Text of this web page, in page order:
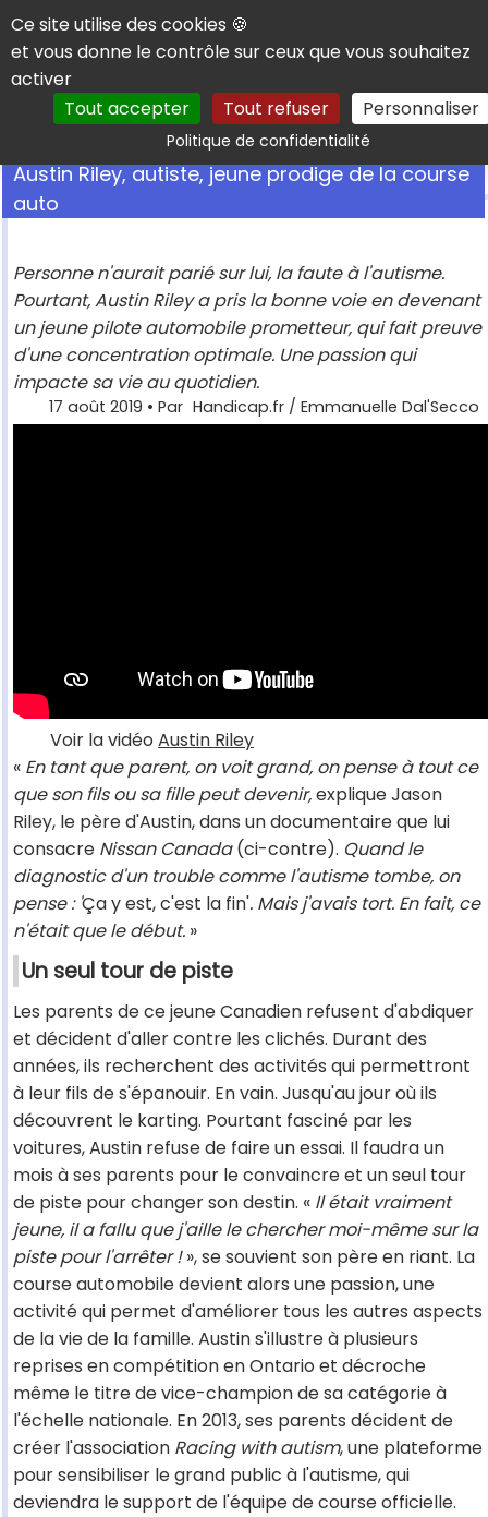
Panneau de gestion des cookies
Ce site utilise des cookies 🍪
et vous donne le contrôle sur ceux que vous souhaitez
activer
Tout accepter
Tout refuser Personnaliser
Politique de confidentialitéRechercher
Austin Riley, autiste, jeune prodige de la course
auto
Personne n'aurait parié sur lui, la faute à l'autisme.
Pourtant, Austin Riley a pris la bonne voie en devenant
un jeune pilote automobile prometteur, qui fait preuve
d'une concentration optimale. Une passion qui
impacte sa vie au quotidien.
17 août 2019 • Par Handicap.fr / Emmanuelle Dal'Secco
Voir la vidéo Austin Riley
« En tant que parent, on voit grand, on pense à tout ce
que son fils ou sa fille peut devenir,explique Jason
Riley, le père d'Austin, dans un documentaire que lui
consacre Nissan Canada(ci-contre). Quand le
diagnostic d'un trouble comme l'autisme tombe, on
pense : ' Ça y est, c'est la fin'. Mais j'avais tort. En fait, ce
n'était que le début. »
Un seul tour de piste
Les parents de ce jeune Canadien refusent d'abdiquer
et décident d'aller contre les clichés. Durant des
années, ils recherchent des activités qui permettront
à leur fils de s'épanouir. En vain. Jusqu'au jour où ils
découvrent le karting. Pourtant fasciné par les
voitures, Austin refuse de faire un essai. Il faudra un
mois à ses parents pour le convaincre et un seul tour
de piste pour changer son destin. « Il était vraiment
jeune, il a fallu que j'aille le chercher moi-même sur la
piste pour l'arrêter !», se souvient son père en riant. La
course automobile devient alors une passion, une
activité qui permet d'améliorer tous les autres aspects
de la vie de la famille. Austin s'illustre à plusieurs
reprises en compétition en Ontario et décroche
même le titre de vice-champion de sa catégorie à
l'échelle nationale. En 2013, ses parents décident de
créer l'association Racing with autism, une plateforme
pour sensibiliser le grand public à l'autisme, qui
deviendra le support de l'équipe de course officielle.